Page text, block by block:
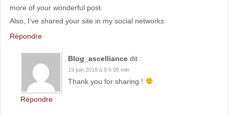
more of your wonderful post.
Also, I’ve shared your site in my social networks
Répondre
Blog_ascelliance dit :
19 juin 2018 à 9 h 05 min
Thank you for sharing !
Répondre